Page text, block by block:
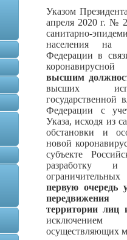
Указом
апреля 2020 г. №
санитарно-
населения на
Федерации в
высшим
высших
государственной
Федерации с
Указа, исходя из
обстановки и
новой
субъекте
разработку и
первую очередь
территории лиц
исключением
осуществляющих